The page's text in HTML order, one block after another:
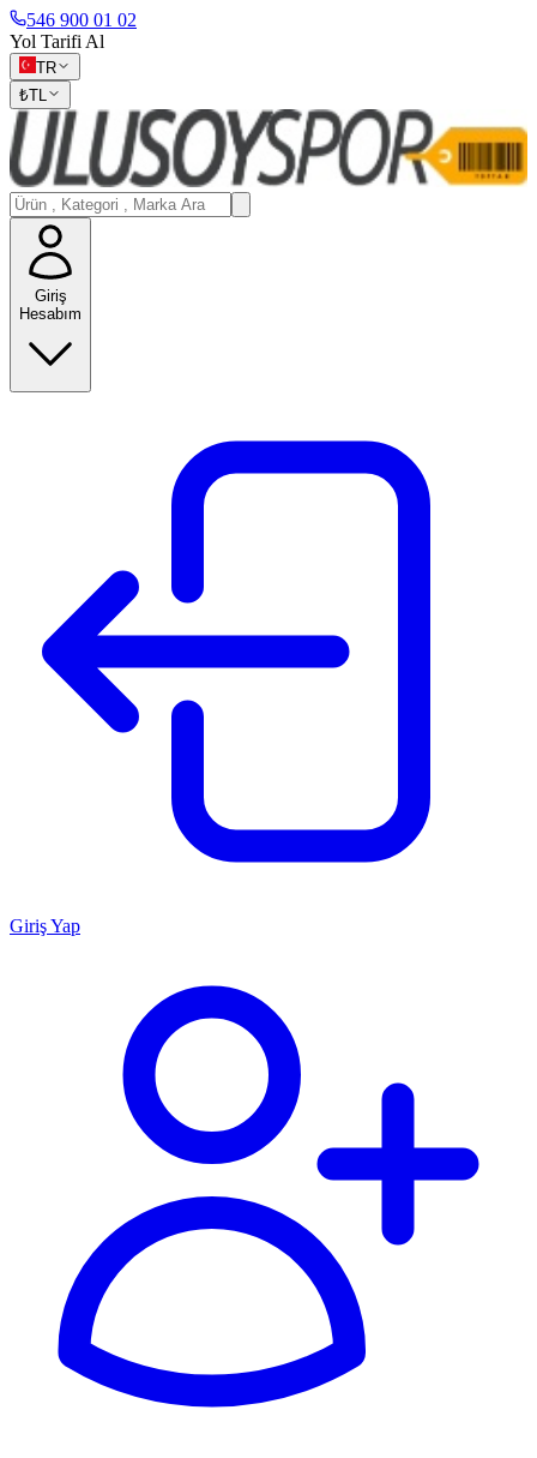
546 900 01 02
Yol Tarifi Al
TR
₺TL
Giriş
Hesabım
Giriş Yap